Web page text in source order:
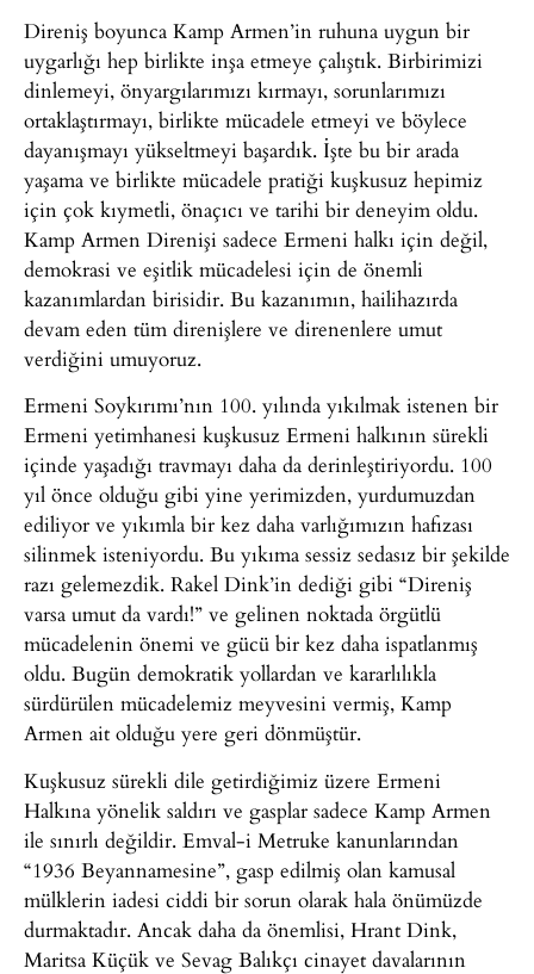
Direniş boyunca Kamp Armen’in ruhuna uygun bir
uygarlığı hep birlikte inşa etmeye çalıştık. Birbirimizi
dinlemeyi, önyargılarımızı kırmayı, sorunlarımızı
ortaklaştırmayı, birlikte mücadele etmeyi ve böylece
dayanışmayı yükseltmeyi başardık. İşte bu bir arada
yaşama ve birlikte mücadele pratiği kuşkusuz hepimiz
için çok kıymetli, önaçıcı ve tarihi bir deneyim oldu.
Kamp Armen Direnişi sadece Ermeni halkı için değil,
demokrasi ve eşitlik mücadelesi için de önemli
kazanımlardan birisidir. Bu kazanımın, hailihazırda
devam eden tüm direnişlere ve direnenlere umut
verdiğini umuyoruz.
Ermeni Soykırımı’nın 100. yılında yıkılmak istenen bir
Ermeni yetimhanesi kuşkusuz Ermeni halkının sürekli
içinde yaşadığı travmayı daha da derinleştiriyordu. 100
yıl önce olduğu gibi yine yerimizden, yurdumuzdan
ediliyor ve yıkımla bir kez daha varlığımızın hafızası
silinmek isteniyordu. Bu yıkıma sessiz sedasız bir şekilde
razı gelemezdik. Rakel Dink’in dediği gibi “Direniş
varsa umut da vardı!” ve gelinen noktada örgütlü
mücadelenin önemi ve gücü bir kez daha ispatlanmış
oldu. Bugün demokratik yollardan ve kararlılıkla
sürdürülen mücadelemiz meyvesini vermiş, Kamp
Armen ait olduğu yere geri dönmüştür.
Kuşkusuz sürekli dile getirdiğimiz üzere Ermeni
Halkına yönelik saldırı ve gasplar sadece Kamp Armen
ile sınırlı değildir. Emval-i Metruke kanunlarından
“1936 Beyannamesine”, gasp edilmiş olan kamusal
mülklerin iadesi ciddi bir sorun olarak hala önümüzde
durmaktadır. Ancak daha da önemlisi, Hrant Dink,
Maritsa Küçük ve Sevag Balıkçı cinayet davalarının